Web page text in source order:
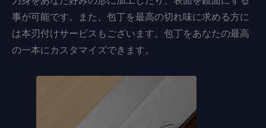
事が可能です。また、包丁を最高の切れ味に求める方に
は本刃付けサービスもございます。包丁をあなたの最高
の一本にカスタマイズできます。